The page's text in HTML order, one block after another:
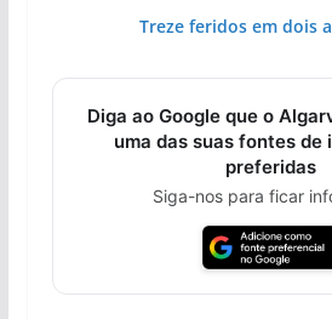
Treze feridos em dois
Diga ao Google que o
uma das suas fontes de
preferidas
Siga-nos para ficar